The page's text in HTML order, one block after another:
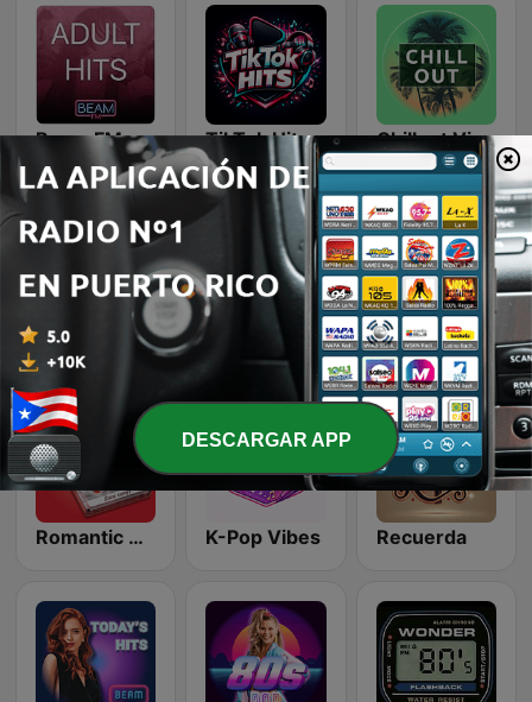
Beam FM - Adult Hits TikTok Hits Chillout Vibes
LoFi Vibes Country Vibes
Romantic Vibes K-Pop Vibes Recuerda
DESCARGAR APP